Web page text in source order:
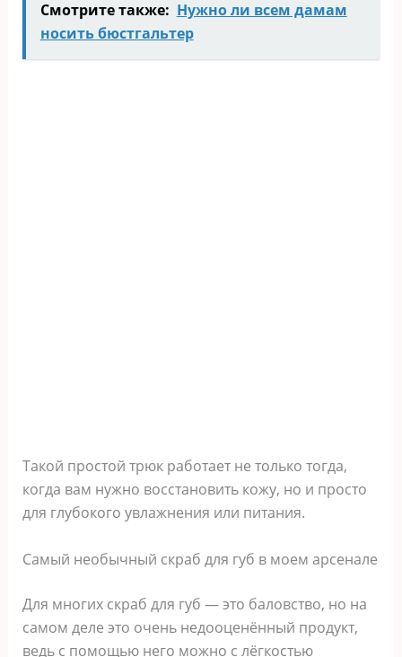
Смотрите также: Нужно ли всем дамам
носить бюстгальтер
Такой простой трюк работает не только тогда,
когда вам нужно восстановить кожу, но и просто
для глубокого увлажнения или питания.
Самый необычный скраб для губ в моем арсенале
Для многих скраб для губ — это баловство, но на
самом деле это очень недооценённый продукт,
ведь с помощью него можно с лёгкостью